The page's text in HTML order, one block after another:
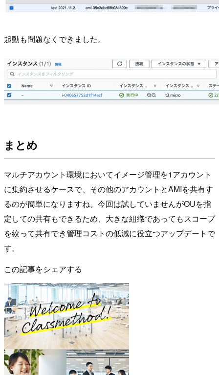
起動も問題なくできました。
まとめ
マルチアカウント環境においてイメージ管理を1アカウント
に集約させるケースで、その他のアカウントとAMIを共有す
るのが簡単になりますね。今回は試していませんがOUを指
定しての共有もできるため、大きな組織であってもスコープ
を絞って共有でき管理コストの低減に役立つアップデートで
す。
この記事をシェアする